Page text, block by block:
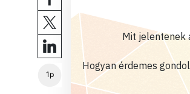
1p
Mit jelentenek
Hogyan érdemes